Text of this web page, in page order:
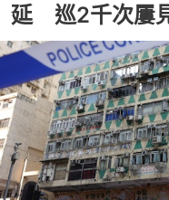
延 巡2千次屢